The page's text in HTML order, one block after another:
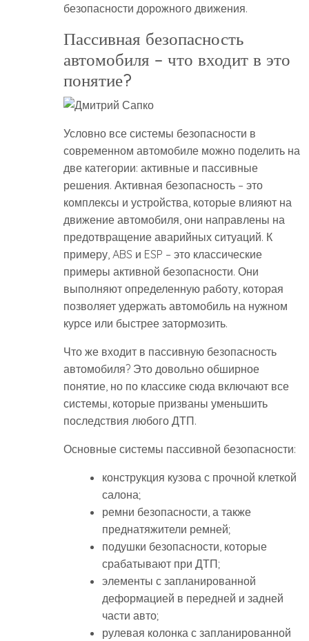
безопасности дорожного движения.
Пассивная безопасность
автомобиля – что входит в это
понятие?
Условно все системы безопасности в
современном автомобиле можно поделить на
две категории: активные и пассивные
решения. Активная безопасность – это
комплексы и устройства, которые влияют на
движение автомобиля, они направлены на
предотвращение аварийных ситуаций. К
примеру, ABS и ESP – это классические
примеры активной безопасности. Они
выполняют определенную работу, которая
позволяет удержать автомобиль на нужном
курсе или быстрее затормозить.
Что же входит в пассивную безопасность
автомобиля? Это довольно обширное
понятие, но по классике сюда включают все
системы, которые призваны уменьшить
последствия любого ДТП.
Основные системы пассивной безопасности:
конструкция кузова с прочной клеткой
салона;
ремни безопасности, а также
преднатяжители ремней;
подушки безопасности, которые
срабатывают при ДТП;
элементы с запланированной
деформацией в передней и задней
части авто;
рулевая колонка с запланированной